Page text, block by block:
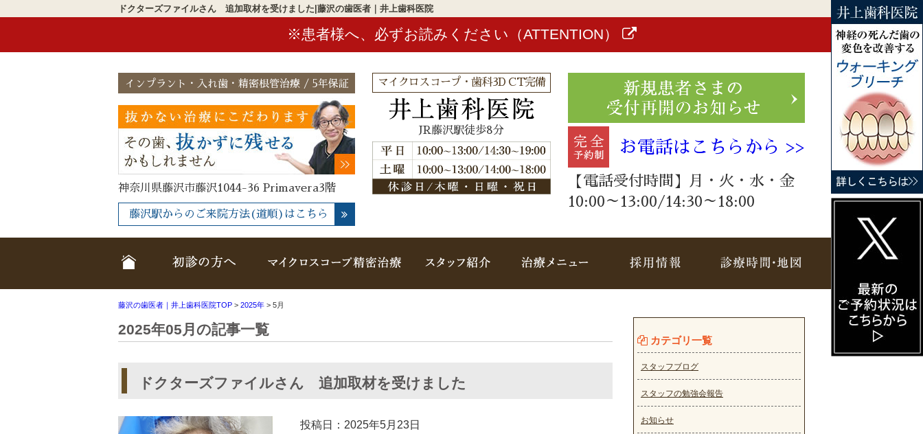
ドクターズファイルさん 追加取材を受けました|藤沢の歯医者｜井上歯科医院
※患者様へ、必ずお読みください（ATTENTION）
インプラント・入れ歯・精密根管治療 / 5年保証
神奈川県藤沢市藤沢1044-36 Primavera3階
藤沢駅からのご来院方法(道順)はこちら
マイクロスコープ・歯科3D CT完備
JR藤沢駅徒歩8分
お電話はこちらから >>
【電話受付時間】月・火・水・金
10:00～13:00/14:30～18:00
ホーム クリニック概要(初めての方へ) マイクロスコープ精密治療
スタッフ紹介 治療メニュー 採用情報 診療時間・地図
藤沢の歯医者｜井上歯科医院TOP > 2025年 > 5月
2025年05月の記事一覧
ドクターズファイルさん 追加取材を受けました
投稿日：2025年5月23日
カテゴリ一覧
スタッフブログ
スタッフの勉強会報告
お知らせ